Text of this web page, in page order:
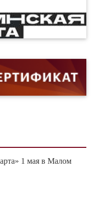
1 мая в Малом